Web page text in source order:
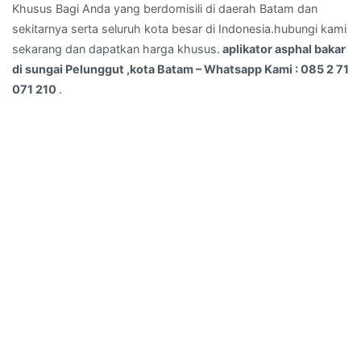
–
Whatsapp
Kami
:
Khusus Bagi Anda yang berdomisili di daerah Batam dan
sekitarnya serta seluruh kota besar di Indonesia.hubungi kami
sekarang dan dapatkan harga khusus. aplikator asphal bakar
di sungai Pelunggut ,kota Batam – Whatsapp Kami : 085 2 71
071 210 .